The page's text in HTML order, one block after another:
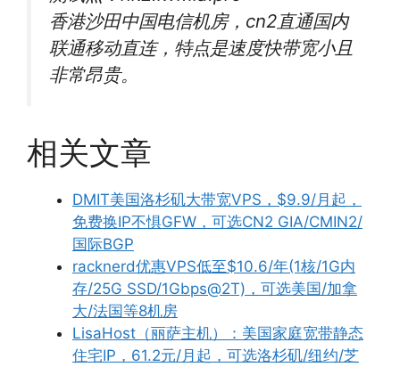
香港沙田中国电信机房，cn2直通国内
联通移动直连，特点是速度快带宽小且
非常昂贵。
相关文章
DMIT美国洛杉矶大带宽VPS，$9.9/月起，
免费换IP不惧GFW，可选CN2 GIA/CMIN2/
国际BGP
racknerd优惠VPS低至$10.6/年(1核/1G内
存/25G SSD/1Gbps@2T)，可选美国/加拿
大/法国等8机房
LisaHost（丽萨主机）：美国家庭宽带静态
住宅IP，61.2元/月起，可选洛杉矶/纽约/芝